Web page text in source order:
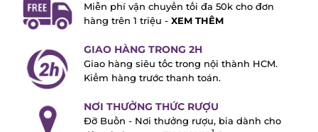
Miễn phí vận chuyển tối đa 50k cho đơn
hàng trên 1 triệu - XEM THÊM
GIAO HÀNG TRONG 2H
Giao hàng siêu tốc trong nội thành HCM.
Kiểm hàng trước thanh toán.
NƠI THƯỞNG THỨC RƯỢU
Đỡ Buồn - Nơi thưởng rượu, bia dành cho